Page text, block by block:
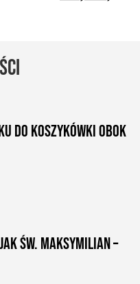
DO KOSZYKÓWKI OBOK
ŚW. MAKSYMILIAN –